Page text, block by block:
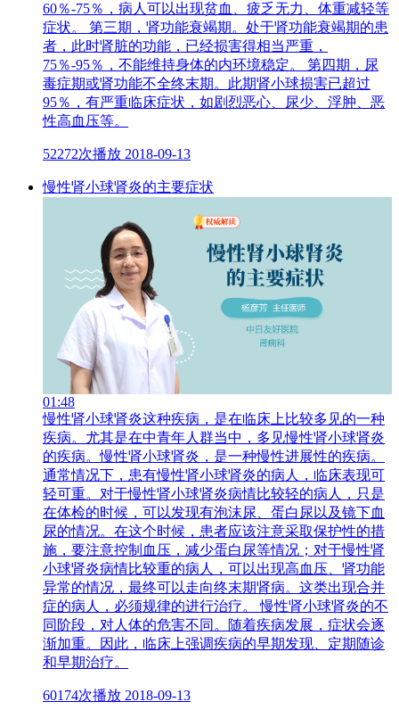
60％-75％，病人可以出现贫血、疲乏无力、体重减轻等
症状。 第三期，肾功能衰竭期。处于肾功能衰竭期的患
者，此时肾脏的功能，已经损害得相当严重，
75％-95％，不能维持身体的内环境稳定。 第四期，尿
毒症期或肾功能不全终末期。此期肾小球损害已超过
95％，有严重临床症状，如剧烈恶心、尿少、浮肿、恶
性高血压等。
52272次播放 2018-09-13
慢性肾小球肾炎的主要症状
01:48
慢性肾小球肾炎这种疾病，是在临床上比较多见的一种
疾病。尤其是在中青年人群当中，多见慢性肾小球肾炎
的疾病。慢性肾小球肾炎，是一种慢性进展性的疾病。
通常情况下，患有慢性肾小球肾炎的病人，临床表现可
轻可重。对于慢性肾小球肾炎病情比较轻的病人，只是
在体检的时候，可以发现有泡沫尿、蛋白尿以及镜下血
尿的情况。在这个时候，患者应该注意采取保护性的措
施，要注意控制血压，减少蛋白尿等情况；对于慢性肾
小球肾炎病情比较重的病人，可以出现高血压、肾功能
异常的情况，最终可以走向终末期肾病。这类出现合并
症的病人，必须规律的进行治疗。 慢性肾小球肾炎的不
同阶段，对人体的危害不同。随着疾病发展，症状会逐
渐加重。因此，临床上强调疾病的早期发现、定期随诊
和早期治疗。
60174次播放 2018-09-13